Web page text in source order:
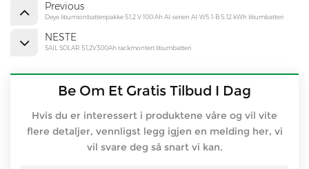
Previous
Deye litiumionbatteripakke 51,2 V 100 Ah AI-serien AI-W5.1-B 5,12 kWh litiumbatteri
NESTE
SAIL SOLAR 51,2V300Ah rackmontert litiumbatteri
Be Om Et Gratis Tilbud I Dag
Hvis du er interessert i produktene våre og vil vite
flere detaljer, vennligst legg igjen en melding her, vi
vil svare deg så snart vi kan.